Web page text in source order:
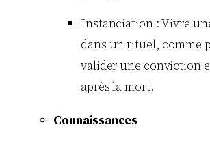
Instanciation : Vivre
dans un rituel, comme
valider une conviction
après la mort.
Connaissances